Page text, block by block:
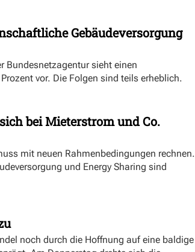
Gebäudeversorgung
Bundesnetzagentur sieht einen
vor. Die Folgen sind teils erheblich.
bei Mieterstrom und Co.
mit neuen Rahmenbedingungen rechnen.
und Energy Sharing sind
noch durch die Hoffnung auf eine baldige